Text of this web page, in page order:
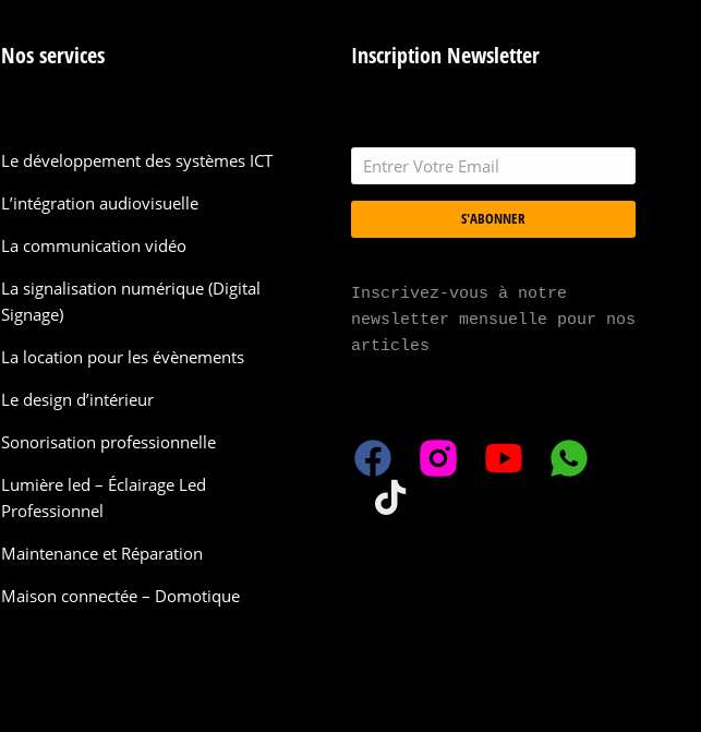
Nos services
Le développement des systèmes ICT
L’intégration audiovisuelle
La communication vidéo
La signalisation numérique (Digital
Signage)
La location pour les évènements
Le design d’intérieur
Sonorisation professionnelle
Lumière led – Éclairage Led
Professionnel
Maintenance et Réparation
Maison connectée – Domotique
Inscription Newsletter
S'ABONNER
Inscrivez-vous à notre
newsletter mensuelle pour nos
articles